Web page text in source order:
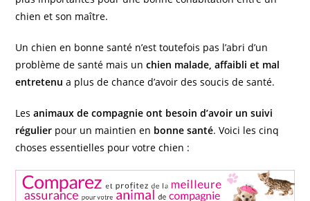
chien et son maître.
Un chien en bonne santé n’est toutefois pas l’abri d’un
problème de santé mais unchien malade, affaibli et mal
entretenu a plus de chance d’avoir des soucis de santé.
Lesanimaux de compagnie ont besoin d’avoir un suivi
régulier pour un maintien en bonne santé. Voici les cinq
choses essentielles pour votre chien :